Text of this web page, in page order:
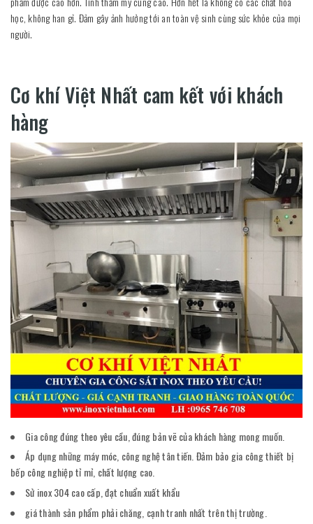
học, không han gỉ. Đảm gây ảnh hưởng tới an toàn vệ sinh cùng sức khỏe của mọi
người.
Cơ khí Việt Nhất cam kết với khách
hàng
Gia công đúng theo yêu cầu, đúng bản vẽ của khách hàng mong muốn.
Áp dụng những máy móc, công nghệ tân tiến. Đảm bảo gia công thiết bị
bếp công nghiệp tỉ mỉ, chất lượng cao.
Sử inox 304 cao cấp, đạt chuẩn xuất khẩu
giá thành sản phẩm phải chăng, cạnh tranh nhất trên thị trường.